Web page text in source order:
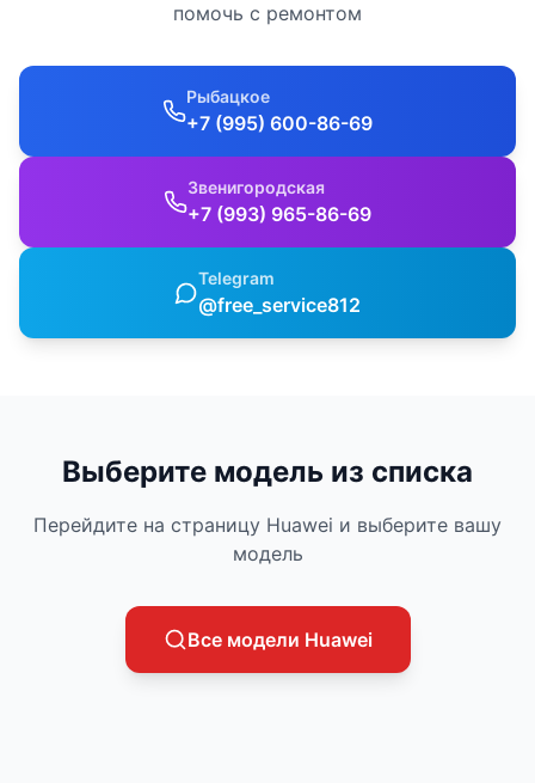
помочь с ремонтом
Рыбацкое
+7 (995) 600-86-69
Звенигородская
+7 (993) 965-86-69
Telegram
@free_service812
Выберите модель из списка
Перейдите на страницу Huawei и выберите вашу
модель
Все модели Huawei